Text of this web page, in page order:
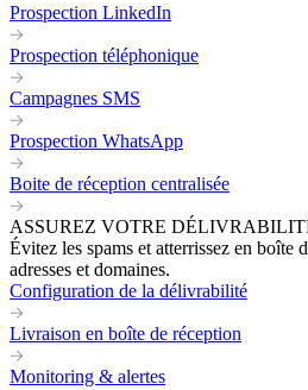
Prospection LinkedIn
Prospection téléphonique
Campagnes SMS
Prospection WhatsApp
Boite de réception centralisée
ASSUREZ VOTRE
Évitez les spams et atterrissez en boîte
adresses et domaines.
Configuration de la délivrabilité
Livraison en boîte de réception
Monitoring & alertes